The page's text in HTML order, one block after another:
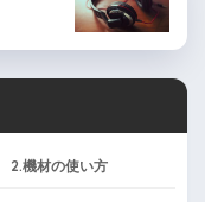
2.機材の使い方